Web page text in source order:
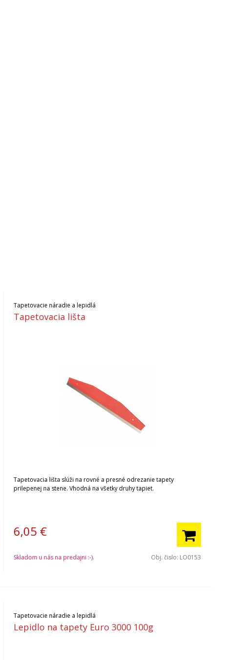
Tapetovacie náradie a lepidlá
Tapetovacia lišta
Tapetovacia lišta slúži na rovné a presné odrezanie tapety
prilepenej na stene. Vhodná na všetky druhy tapiet.
6,05 €
Skladom u nás na predajni :-). Obj. čislo: LO0153
Tapetovacie náradie a lepidlá
Lepidlo na tapety Euro 3000 100g